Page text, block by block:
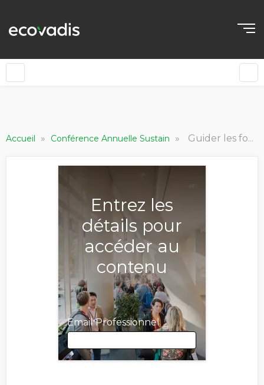
Accueil » Conférence Annuelle Sustain » Guider les fournisseurs vers l’amélioration continue de leurs pratiques RSE
Entrez les
détails pour
accéder au
contenu
Email Professionnel